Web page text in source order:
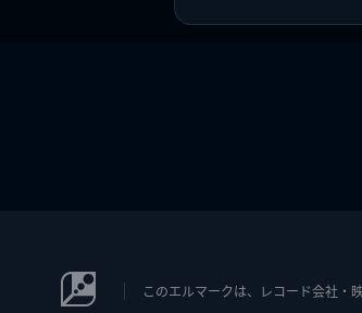
このエルマークは、レコード会社・